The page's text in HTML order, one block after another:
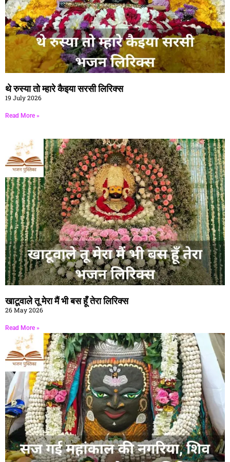
थे रुस्या तो म्हारे कैइया सरसी लिरिक्स
19 July 2026
Read More »
खाटूवाले तू मेरा मैं भी बस हूँ तेरा लिरिक्स
26 May 2026
Read More »